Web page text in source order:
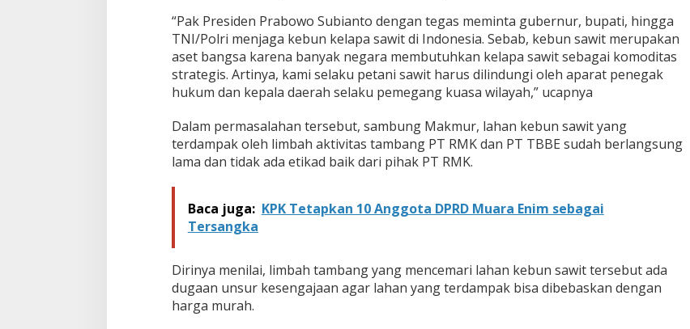
K
e
a
d
i
l
n
u
n
t
M
a
r
a
“Pak Presiden Prabowo Subianto dengan tegas meminta gubernur, bupati, hingga
TNI/Polri menjaga kebun kelapa sawit di Indonesia. Sebab, kebun sawit merupakan
aset bangsa karena banyak negara membutuhkan kelapa sawit sebagai komoditas
strategis. Artinya, kami selaku petani sawit harus dilindungi oleh aparat penegak
hukum dan kepala daerah selaku pemegang kuasa wilayah,” ucapnya
Dalam permasalahan tersebut, sambung Makmur, lahan kebun sawit yang
terdampak oleh limbah aktivitas tambang PT RMK dan PT TBBE sudah berlangsung
lama dan tidak ada etikad baik dari pihak PT RMK.
Baca juga: KPK Tetapkan 10 Anggota DPRD Muara Enim sebagai
Tersangka
Dirinya menilai, limbah tambang yang mencemari lahan kebun sawit tersebut ada
dugaan unsur kesengajaan agar lahan yang terdampak bisa dibebaskan dengan
harga murah.